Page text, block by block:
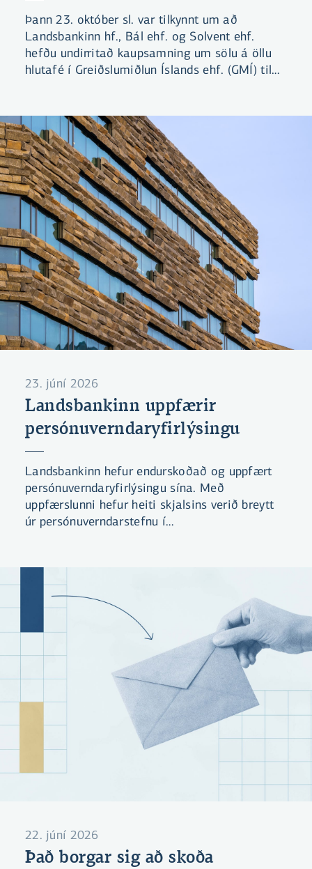
Þann 23. október sl. var tilkynnt um að
Landsbankinn hf., Bál ehf. og Solvent ehf.
hefðu undirritað kaupsamning um sölu á öllu
hlutafé í Greiðslumiðlun Íslands ehf. (GMÍ) til
Þann 28. maí sl. tilkynnti Samkeppniseftirlitið
að stofnunin hefði lokið rannsókn á kaupunum
og teldi ekki tilefni til frekari rannsóknar eða
íhlutunar.
23. júní 2026
Landsbankinn uppfærir
persónuverndaryfirlýsingu
Landsbankinn hefur endurskoðað og uppfært
persónuverndaryfirlýsingu sína. Með
uppfærslunni hefur heiti skjalsins verið breytt
úr persónuverndarstefnu í
viðskiptavini til að kynna sér efni hennar.
22. júní 2026
Það borgar sig að skoða